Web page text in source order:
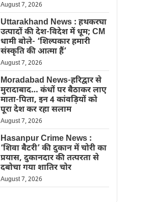
August 7, 2026
Uttarakhand News : हथकरघा
उत्पादों की देश-विदेश में धूम; CM
धामी बोले- ‘शिल्पकार हमारी
संस्कृति की आत्मा हैं’
August 7, 2026
Moradabad News-हरिद्वार से
मुरादाबाद… कंधों पर बैठाकर लाए
माता-पिता, इन 4 कांवड़ियों को
पूरा देश कर रहा सलाम
August 7, 2026
Hasanpur Crime News :
‘शिवा बैटरी’ की दुकान में चोरी का
प्रयास, दुकानदार की तत्परता से
दबोचा गया शातिर चोर
August 7, 2026